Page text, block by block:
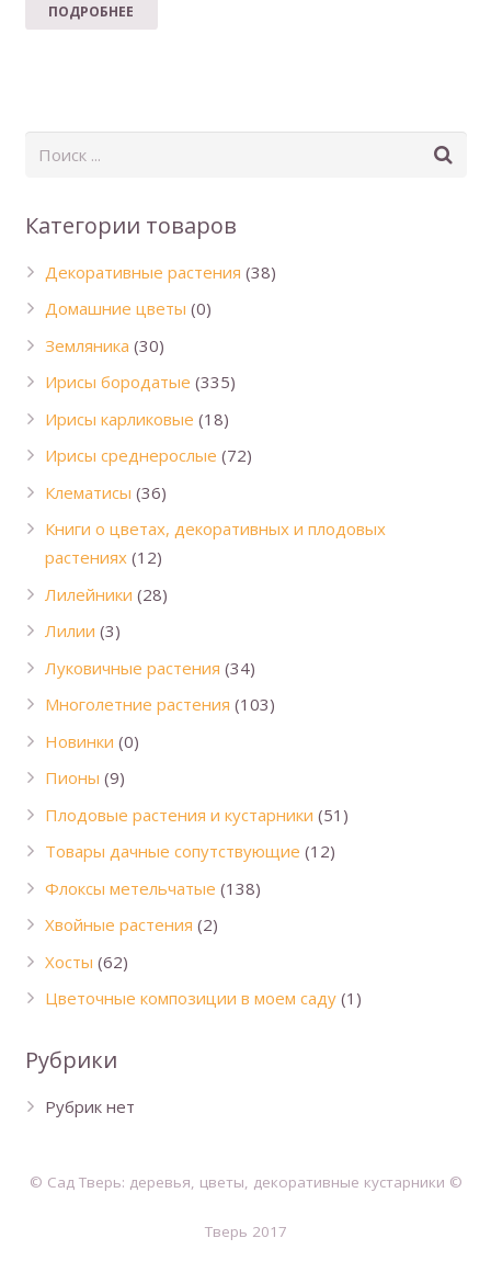
ПОДРОБНЕЕ
Категории товаров
Декоративные растения (38)
Домашние цветы (0)
Земляника (30)
Ирисы бородатые (335)
Ирисы карликовые (18)
Ирисы среднерослые (72)
Клематисы (36)
Книги о цветах, декоративных и плодовых
растениях (12)
Лилейники (28)
Лилии (3)
Луковичные растения (34)
Многолетние растения (103)
Новинки (0)
Пионы (9)
Плодовые растения и кустарники (51)
Товары дачные сопутствующие (12)
Флоксы метельчатые (138)
Хвойные растения (2)
Хосты (62)
Цветочные композиции в моем саду (1)
Рубрики
Рубрик нет
© Сад Тверь: деревья, цветы, декоративные кустарники ©
Тверь 2017